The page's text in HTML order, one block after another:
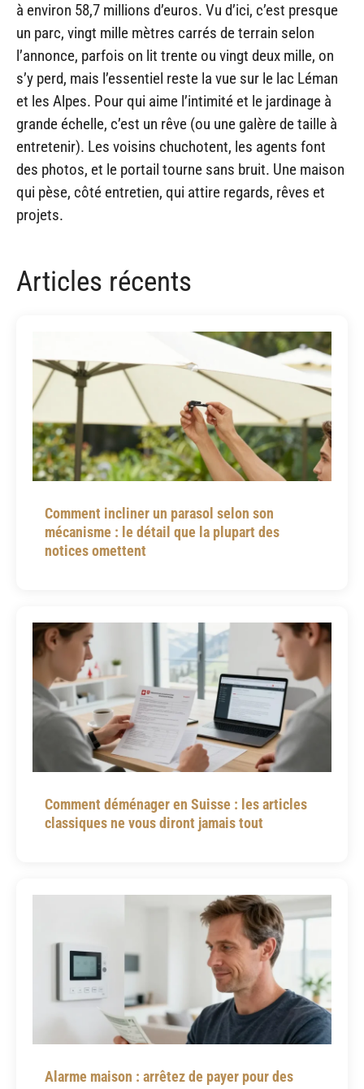
à environ 58,7 millions d’euros. Vu d’ici, c’est presque
un parc, vingt mille mètres carrés de terrain selon
l’annonce, parfois on lit trente ou vingt deux mille, on
s’y perd, mais l’essentiel reste la vue sur le lac Léman
et les Alpes. Pour qui aime l’intimité et le jardinage à
grande échelle, c’est un rêve (ou une galère de taille à
entretenir). Les voisins chuchotent, les agents font
des photos, et le portail tourne sans bruit. Une maison
qui pèse, côté entretien, qui attire regards, rêves et
projets.
Articles récents
Comment incliner un parasol selon son
mécanisme : le détail que la plupart des
notices omettent
Comment déménager en Suisse : les articles
classiques ne vous diront jamais tout
Alarme maison : arrêtez de payer pour des